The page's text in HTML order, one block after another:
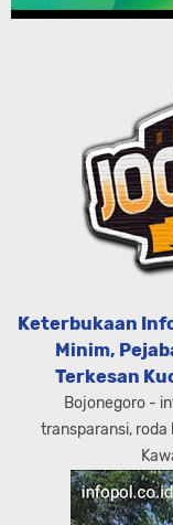
Keterbukaan
Minim,
Terkesan
Bojonegoro -
transparansi, roda